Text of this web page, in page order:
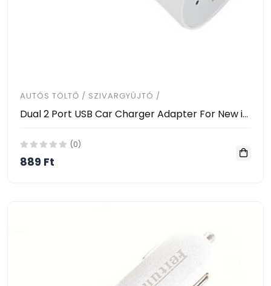
AUTÓS TÖLTŐ / SZIVARGYÚJTÓ /
Dual 2 Port USB Car Charger Adapter For New iPad 3 2 iPhone 5S 5C 5 4 4S iPod
(0)
889 Ft